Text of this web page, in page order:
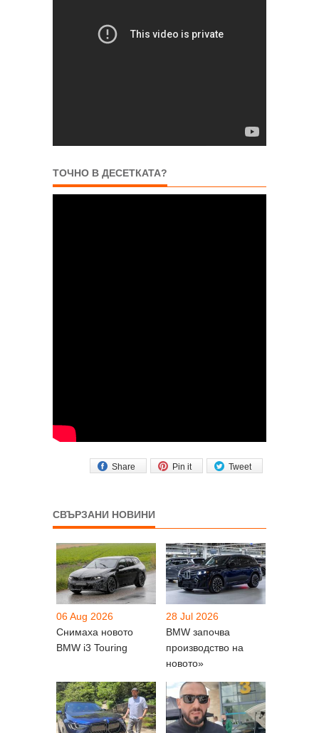
ТОЧНО В ДЕСЕТКАТА?
Tweet
Pin it
Share
СВЪРЗАНИ НОВИНИ
06 Aug 2026
Снимаха новото
BMW i3 Touring
28 Jul 2026
BMW започва
производство на
новото»